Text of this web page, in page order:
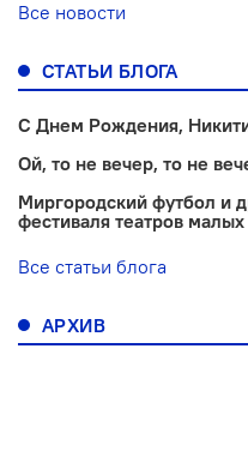
Все новости
СТАТЬИ БЛОГА
С Днем Рождения,
Ой, то не вечер, то не
Миргородский футбол и
фестиваля театров
Все статьи блога
АРХИВ